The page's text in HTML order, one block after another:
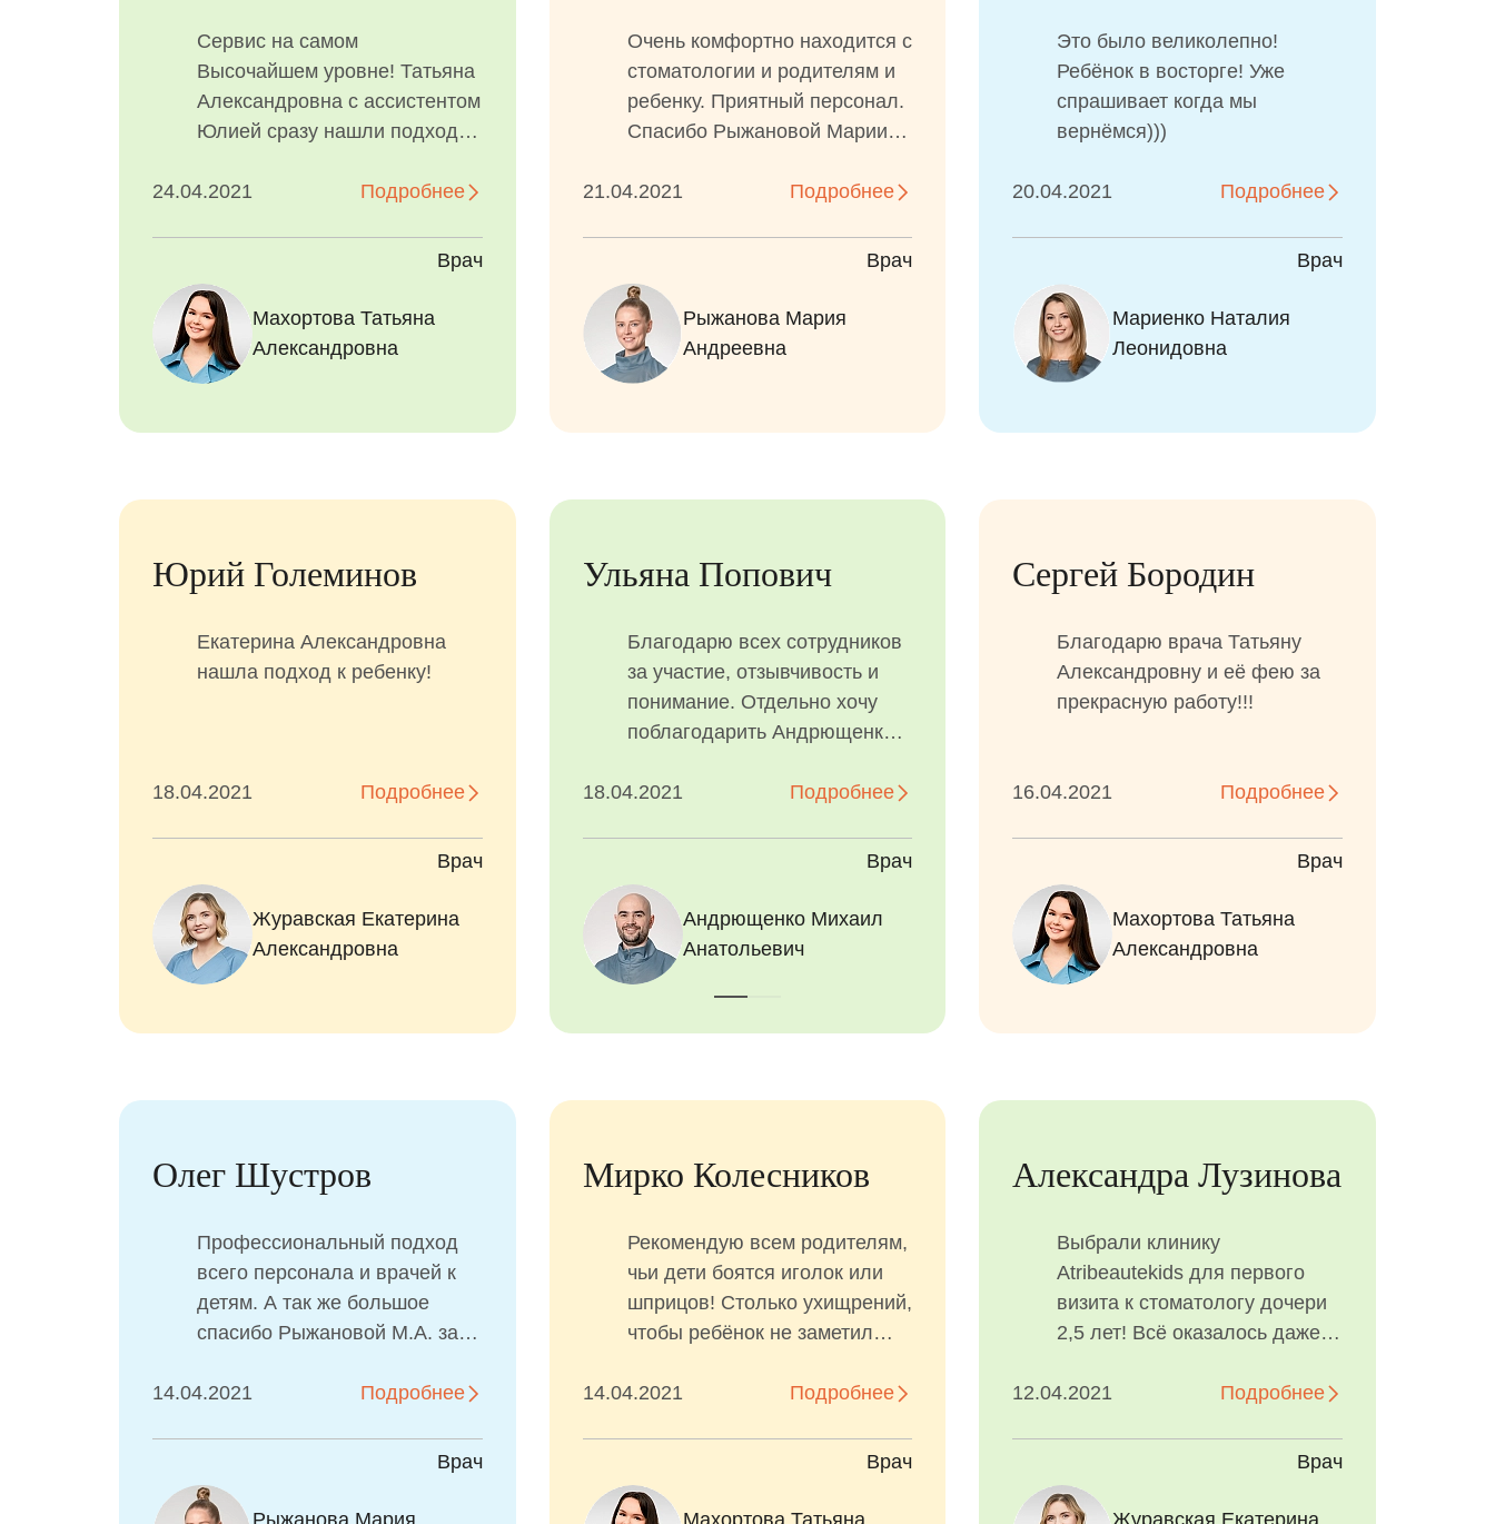
Сервис на самом
Высочайшем уровне! Татьяна
Александровна с ассистентом
Юлией сразу нашли подход к
предстоит, к чему...Подробнее
24.04.2021
Врач
Махортова Татьяна
Александровна
Очень комфортно находится с
стоматологии и родителям и
ребенку. Приятный персонал.
Спасибо Рыжановой Марии
ней...
Подробнее
21.04.2021
Врач
Рыжанова Мария
Андреевна
Это было великолепно!
Ребёнок в восторге! Уже
спрашивает когда мы
вернёмся)))
Подробнее
20.04.2021
Врач
Мариенко Наталия
Леонидовна
Юрий Големинов
Екатерина Александровна
нашла подход к ребенку!
Подробнее
18.04.2021
Врач
Журавская Екатерина
Александровна
Ульяна Попович
Благодарю всех сотрудников
за участие, отзывчивость и
понимание. Отдельно хочу
поблагодарить Андрющенко
Назарчук...
Подробнее
18.04.2021
Врач
Андрющенко Михаил
Анатольевич
Назарчук Валентина
Александровна
Сергей Бородин
Благодарю врача Татьяну
Александровну и её фею за
прекрасную работу!!!
Подробнее
16.04.2021
Врач
Махортова Татьяна
Александровна
Олег Шустров
Профессиональный подход
всего персонала и врачей к
детям. А так же большое
спасибо Рыжановой М.А. за
ситуации)
Подробнее
14.04.2021
Врач
Рыжанова Мария
Мирко Колесников
Рекомендую всем родителям,
чьи дети боятся иголок или
шприцов! Столько ухищрений,
чтобы ребёнок не заметил
укола не...
Подробнее
14.04.2021
Врач
Махортова Татьяна
Александра Лузинова
Выбрали клинику
Аtribeautekids для первого
визита к стоматологу дочери
2,5 лет! Всё оказалось даже
Пришли, как в гости в...
Подробнее
12.04.2021
Врач
Журавская Екатерина